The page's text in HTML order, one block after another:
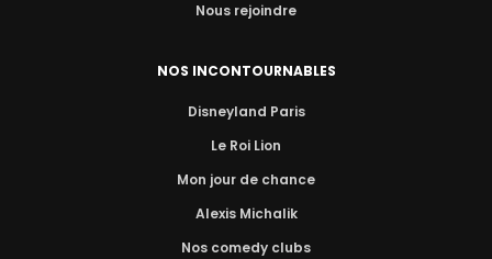
Nous rejoindre
NOS INCONTOURNABLES
Disneyland Paris
Le Roi Lion
Mon jour de chance
Alexis Michalik
Nos comedy clubs